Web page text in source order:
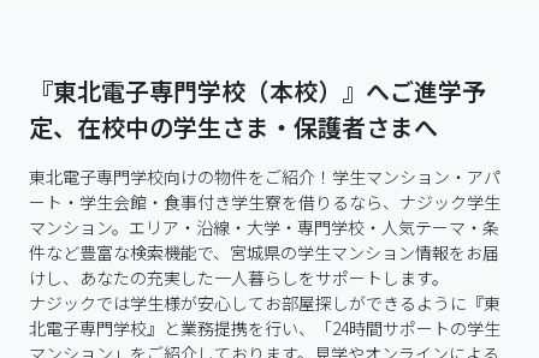
『東北電子専門学校（本校）』へご進学予
定、在校中の学生さま・保護者さまへ
東北電子専門学校向けの物件をご紹介！学生マンション・アパ
ート・学生会館・食事付き学生寮を借りるなら、ナジック学生
マンション。エリア・沿線・大学・専門学校・人気テーマ・条
件など豊富な検索機能で、宮城県の学生マンション情報をお届
けし、あなたの充実した一人暮らしをサポートします。
ナジックでは学生様が安心してお部屋探しができるように『東
北電子専門学校』と業務提携を行い、「24時間サポートの学生